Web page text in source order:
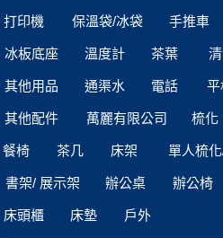
打印機 保溫袋/冰袋 手推車
冰板底座 溫度計 茶葉
其他用品 通渠水 電話 平
其他配件 萬麗有限公司 梳化
餐椅 茶几 床架 單人梳
書架/ 展示架 辦公桌 辦公椅
床頭櫃 床墊 戶外